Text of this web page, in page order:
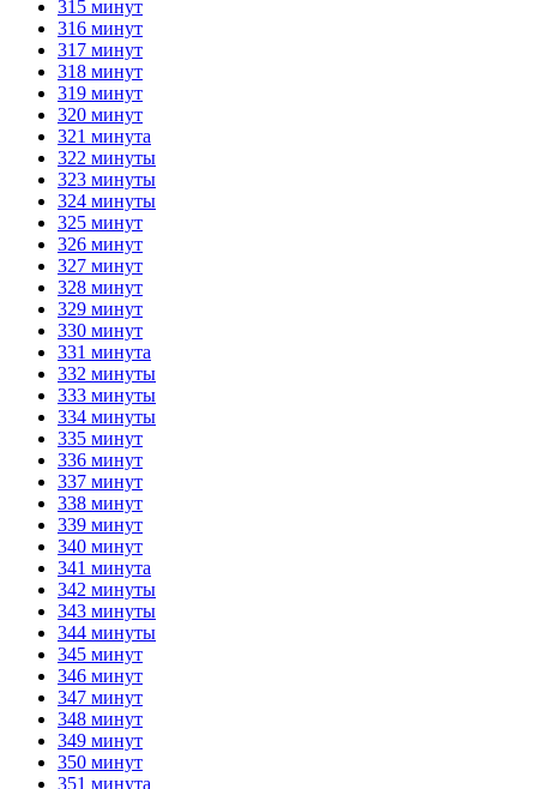
315 минут
316 минут
317 минут
318 минут
319 минут
320 минут
321 минута
322 минуты
323 минуты
324 минуты
325 минут
326 минут
327 минут
328 минут
329 минут
330 минут
331 минута
332 минуты
333 минуты
334 минуты
335 минут
336 минут
337 минут
338 минут
339 минут
340 минут
341 минута
342 минуты
343 минуты
344 минуты
345 минут
346 минут
347 минут
348 минут
349 минут
350 минут
351 минута